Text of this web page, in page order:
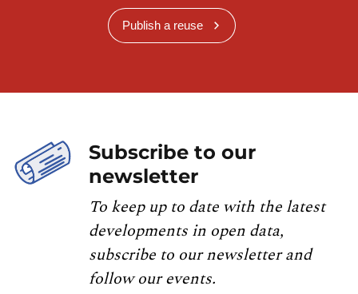
Publish a reuse
Subscribe to our
newsletter
To keep up to date with the latest
developments in open data,
subscribe to our newsletter and
follow our events.